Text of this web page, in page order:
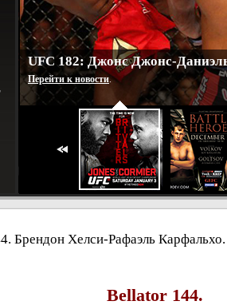
UFC 182: Джонс Джонс-
Перейти к новости.
Брендон Хелси-Рафаэль
Bellator 144.